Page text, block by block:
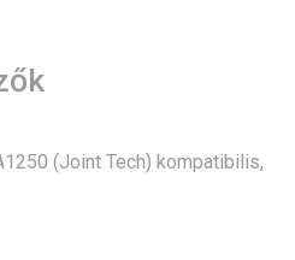
(Joint Tech) kompatibilis,